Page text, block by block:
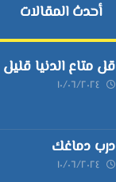
أحدث المقالات
قل متاع الدنيا قليل
١٠/٠٦/٢٠٢٤
درب دماغك
١٠/٠٦/٢٠٢٤